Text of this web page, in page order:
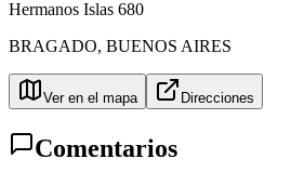
Hermanos Islas 680
BRAGADO, BUENOS AIRES
Ver en el mapa Direcciones
Comentarios